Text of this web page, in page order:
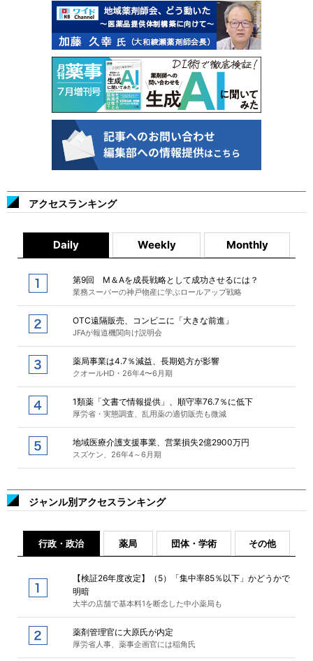
アクセスランキング
Daily Weekly Monthly
第9回 M＆Aを成長戦略として成功させるには？
業務スーパーの神戸物産に学ぶロールアップ戦略
OTC遠隔販売、コンビニに「大きな前進」
JFAが報道機関向け説明会
薬局事業は4.7％減益、長期処方が影響
クオールHD・26年4〜6月期
1類薬「文書で情報提供」、順守率76.7％に低下
厚労省・実態調査、乱用薬の適切販売も微減
地域医療介護支援事業、営業損失2億2900万円
スズケン、26年4～6月期
ジャンル別アクセスランキング
行政・政治 薬局 団体・学術 その他
【検証26年度改定】（5）「集中率85％以下」かどうかで
明暗
大半の店舗で基本料1を断念した中小薬局も
薬剤管理官に大原氏が内定
厚労省人事、薬事企画官には稲角氏